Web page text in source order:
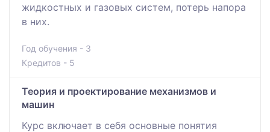
жидкостных и газовых систем, потерь напора
в них.
Год обучения - 3
Кредитов - 5
Теория и проектирование механизмов и
машин
Курс включает в себя основные понятия